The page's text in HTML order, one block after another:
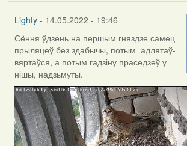
Lighty- 14.05.2022 - 19:46
Сёння ўдзень на першым гняздзе самец
прыляцеў без здабычы, потым адлятаў-
вяртаўся, а потым гадзіну праседзеў у
нішы, надзьмуты.